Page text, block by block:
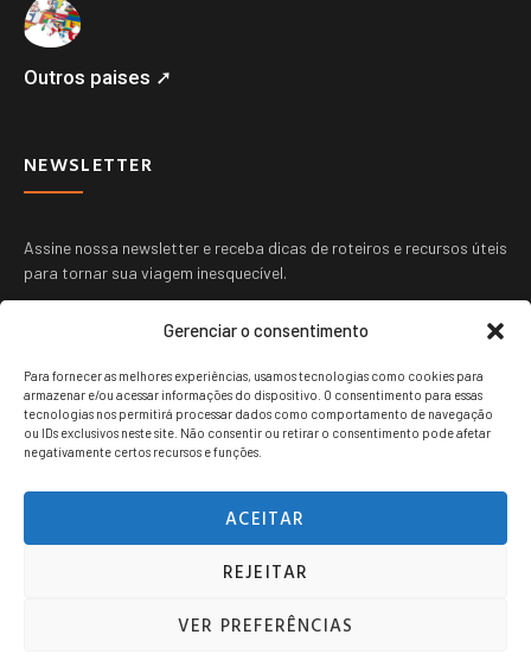
Gerenciar o consentimento
Para fornecer as melhores experiências, usamos tecnologias como cookies para
armazenar e/ou acessar informações do dispositivo. O consentimento para essas
tecnologias nos permitirá processar dados como comportamento de navegação
ou IDs exclusivos neste site. Não consentir ou retirar o consentimento pode afetar
negativamente certos recursos e funções.
ACEITAR
REJEITAR
VER PREFERÊNCIAS
Outros paises ➚
NEWSLETTER
Assine nossa newsletter e receba dicas de roteiros e recursos úteis
para tornar sua viagem inesquecível.
ENVIAR
Viagem jovem copyright © 2024. Todos os direitos reservados.
POLITICA DE PRIVACIDADE TERMOS DE USO